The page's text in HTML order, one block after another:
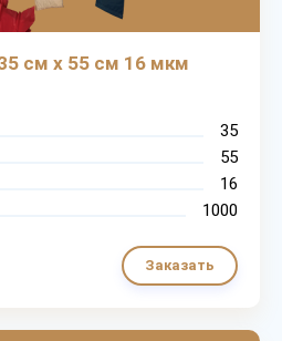
см х 55 см 16 мкм
35
55
16
1000
Заказать